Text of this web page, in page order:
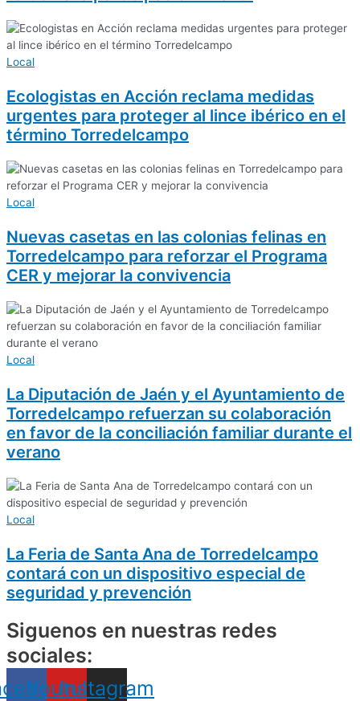
Local
Ecologistas en Acción reclama medidas
urgentes para proteger al lince ibérico en el
término Torredelcampo
Local
Nuevas casetas en las colonias felinas en
Torredelcampo para reforzar el Programa
CER y mejorar la convivencia
Local
La Diputación de Jaén y el Ayuntamiento de
Torredelcampo refuerzan su colaboración
en favor de la conciliación familiar durante el
verano
Local
La Feria de Santa Ana de Torredelcampo
contará con un dispositivo especial de
seguridad y prevención
Siguenos en nuestras redes
sociales:
Youtube
Instagram